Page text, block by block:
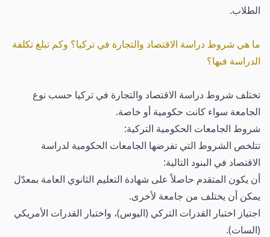
الطلاب.
ما هي شروط دراسة الاقتصاد والتجارة في تركيا؟ وكم تبلغ تكلفة
الدراسة فيها؟
تختلف شروط دراسة الاقتصاد والتجارة في تركيا حسب نوع
الجامعة سواء كانت حكومية أو خاصة.
شروط الجامعات الحكومية التركية:
تتلخص الشروط التي تفرضها الجامعات الحكومية لدراسة
الاقتصاد في البنود التالية:
أن يكون المتقدم حاصلاً على شهادة التعليم الثانوي العامة بمعدّل
يمكن أن يختلف من جامعة لأخرى.
اجتياز اختبار القدرات التركي (اليوس)، واختبار القدرات الأمريكي
(السات).